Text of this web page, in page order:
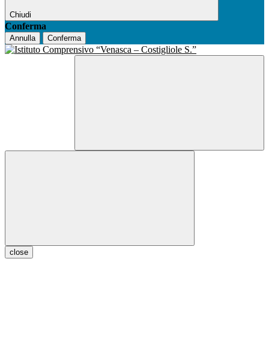
Chiudi
Conferma
Annulla Conferma
close